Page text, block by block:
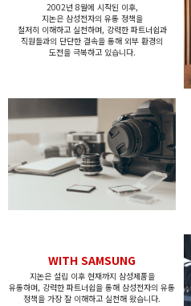
2002년 8월에 시작된 이후,
지논은 삼성전자의 유통 정책을
철저히 이해하고 실천하며, 강력한 파트너쉽과
직원들과의 단단한 결속을 통해 외부 환경의
도전을 극복하고 있습니다.
WITH SAMSUNG
지논은 설립 이후 현재까지 삼성제품을
유통하며, 강력한 파트너쉽을 통해 삼성전자의 유통
정책을 가장 잘 이해하고 실천해 왔습니다.